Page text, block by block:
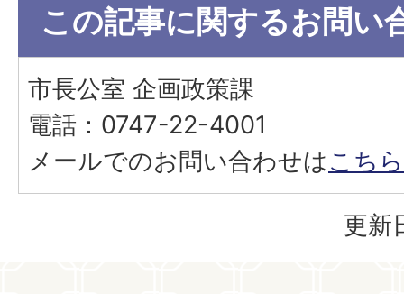
この記事に関するお問い
市長公室 企画政策課
電話：0747-22-4001
メールでのお問い合わせはこちら
更新